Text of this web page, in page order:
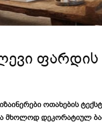
ოთახების
მხოლოდ დეკორატიულ